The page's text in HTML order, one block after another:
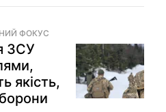
ФОКУС
ЗСУ
якість,